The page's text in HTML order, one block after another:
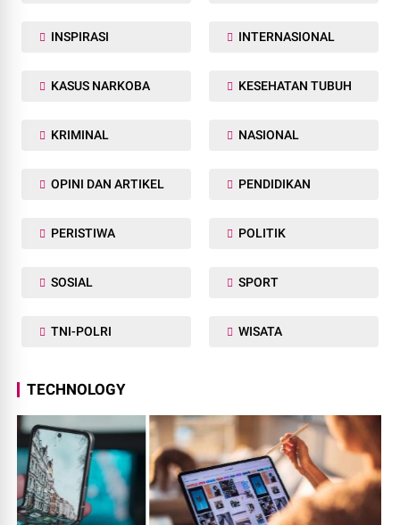
INSPIRASI INTERNASIONAL
KASUS NARKOBA KESEHATAN TUBUH
KRIMINAL NASIONAL
OPINI DAN ARTIKEL PENDIDIKAN
PERISTIWA POLITIK
SOSIAL SPORT
TNI-POLRI WISATA
TECHNOLOGY